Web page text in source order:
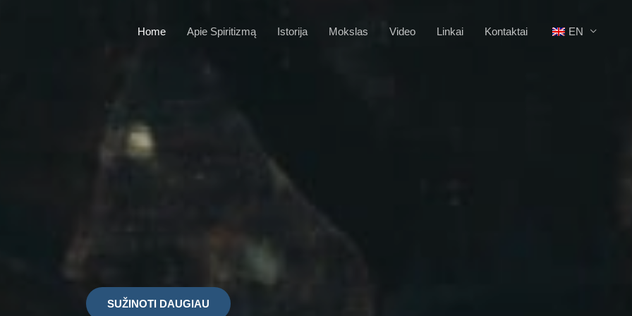
Home Apie Spiritizmą Istorija Mokslas Video Linkai Kontaktai EN
SUŽINOTI DAUGIAU